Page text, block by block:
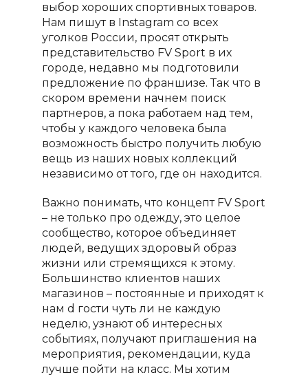
выбор хороших спортивных товаров.
Нам пишут в Instagram со всех
уголков России, просят открыть
представительство FV Sport в их
городе, недавно мы подготовили
предложение по франшизе. Так что в
скором времени начнем поиск
партнеров, а пока работаем над тем,
чтобы у каждого человека была
возможность быстро получить любую
вещь из наших новых коллекций
независимо от того, где он находится.
Важно понимать, что концепт FV Sport
– не только про одежду, это целое
сообщество, которое объединяет
людей, ведущих здоровый образ
жизни или стремящихся к этому.
Большинство клиентов наших
магазинов – постоянные и приходят к
нам d гости чуть ли не каждую
неделю, узнают об интересных
событиях, получают приглашения на
мероприятия, рекомендации, куда
лучше пойти на класс. Мы хотим